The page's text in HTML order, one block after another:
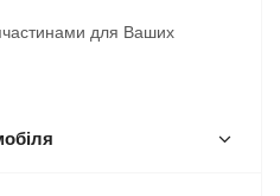
для Ваших